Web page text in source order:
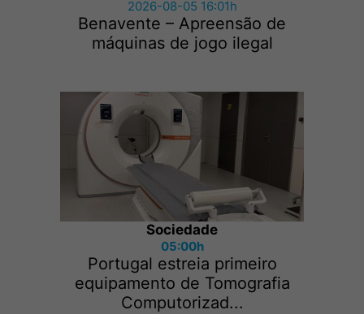
2026-08-05 16:01h
Benavente – Apreensão de
máquinas de jogo ilegal
Sociedade
05:00h
Portugal estreia primeiro
equipamento de Tomografia
Computorizad...